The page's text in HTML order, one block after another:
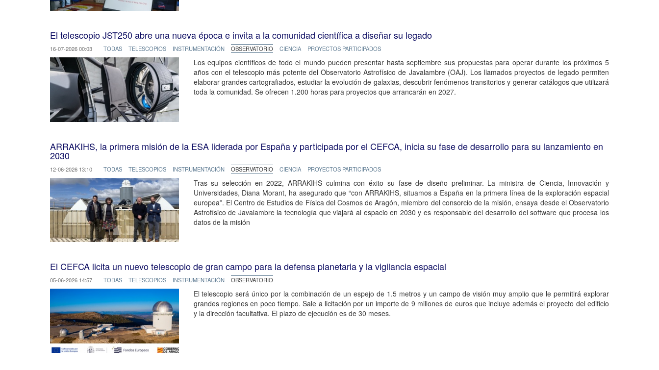
El telescopio JST250 abre una nueva época e invita a la comunidad científica a diseñar su legado
16-07-2026 00:03 TODAS TELESCOPIOS INSTRUMENTACIÓN OBSERVATORIO CIENCIA PROYECTOS PARTICIPADOS
Los equipos científicos de todo el mundo pueden presentar hasta septiembre sus propuestas para operar durante los próximos 5
años con el telescopio más potente del Observatorio Astrofísico de Javalambre (OAJ). Los llamados proyectos de legado permiten
elaborar grandes cartografiados, estudiar la evolución de galaxias, descubrir fenómenos transitorios y generar catálogos que utilizará
toda la comunidad. Se ofrecen 1.200 horas para proyectos que arrancarán en 2027.
ARRAKIHS, la primera misión de la ESA liderada por España y participada por el CEFCA, inicia su fase de desarrollo para su lanzamiento en
2030
12-06-2026 13:10 TODAS TELESCOPIOS INSTRUMENTACIÓN OBSERVATORIO CIENCIA PROYECTOS PARTICIPADOS
Tras su selección en 2022, ARRAKIHS culmina con éxito su fase de diseño preliminar. La ministra de Ciencia, Innovación y
Universidades, Diana Morant, ha asegurado que “con ARRAKIHS, situamos a España en la primera línea de la exploración espacial
europea”. El Centro de Estudios de Física del Cosmos de Aragón, miembro del consorcio de la misión, ensaya desde el Observatorio
Astrofísico de Javalambre la tecnología que viajará al espacio en 2030 y es responsable del desarrollo del software que procesa los
datos de la misión
El CEFCA licita un nuevo telescopio de gran campo para la defensa planetaria y la vigilancia espacial
05-06-2026 14:57 TODAS TELESCOPIOS INSTRUMENTACIÓN OBSERVATORIO
El telescopio será único por la combinación de un espejo de 1.5 metros y un campo de visión muy amplio que le permitirá explorar
grandes regiones en poco tiempo. Sale a licitación por un importe de 9 millones de euros que incluye además el proyecto del edificio
y la dirección facultativa. El plazo de ejecución es de 30 meses.